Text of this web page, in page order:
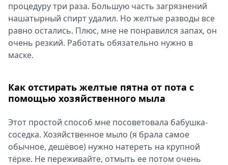
процедуру три раза. Большую часть загрязнений
нашатырный спирт удалил. Но желтые разводы все
равно остались. Плюс, мне не понравился запах, он
очень резкий. Работать обязательно нужно в
маске.
Как отстирать желтые пятна от пота с
помощью хозяйственного мыла
Этот простой способ мне посоветовала бабушка-
соседка. Хозяйственное мыло (я брала самое
обычное, дешёвое) нужно натереть на крупной
тёрке. Не переживайте, отмыть ее потом очень